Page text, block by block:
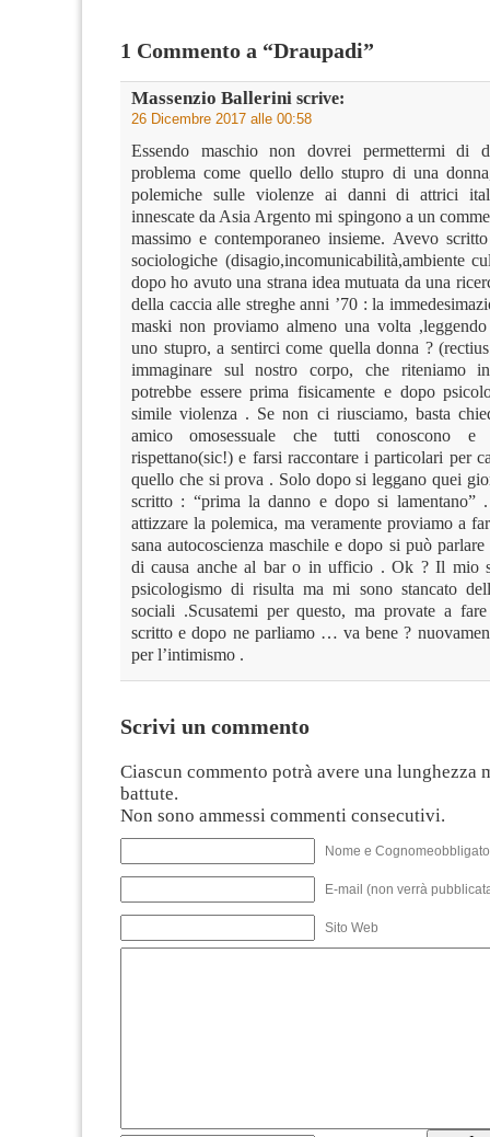
1 Commento a “Draupadi”
Massenzio Ballerini scrive:
26 Dicembre 2017 alle 00:58
Essendo maschio non dovrei permettermi di
problema come quello dello stupro di una
polemiche sulle violenze ai danni di attrici
innescate da Asia Argento mi spingono a un
massimo e contemporaneo insieme. Avevo
sociologiche (disagio,incomunicabilità,ambiente
dopo ho avuto una strana idea mutuata da una
della caccia alle streghe anni ’70 : la
maski non proviamo almeno una volta
uno stupro, a sentirci come quella donna ?
immaginare sul nostro corpo, che riteniamo
potrebbe essere prima fisicamente e dopo
simile violenza . Se non ci riusciamo, basta
amico omosessuale che tutti conoscono e
rispettano(sic!) e farsi raccontare i particolari per
quello che si prova . Solo dopo si leggano quei
scritto : “prima la danno e dopo si lamentano”
attizzare la polemica, ma veramente proviamo a
sana autocoscienza maschile e dopo si può
di causa anche al bar o in ufficio . Ok ? Il mio
psicologismo di risulta ma mi sono stancato
sociali .Scusatemi per questo, ma provate a
scritto e dopo ne parliamo … va bene ?
per l’intimismo .
Scrivi un commento
Ciascun commento potrà avere una lunghezza
battute.
Non sono ammessi commenti consecutivi.
Nome e
E-mail (non verrà
Sito Web